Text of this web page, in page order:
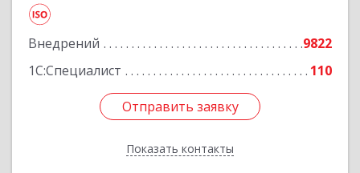
Внедрений
9822
1С:Специалист
110
Отправить заявку
Показать контакты
Подробнее
Отправить заявку
Назад